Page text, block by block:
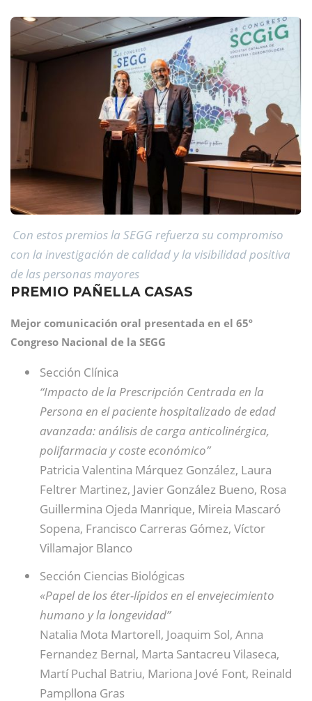
Con estos premios la SEGG refuerza su compromiso
con la investigación de calidad y la visibilidad positiva
de las personas mayores
PREMIO PAÑELLA CASAS
Mejor comunicación oral presentada en el 65º
Congreso Nacional de la SEGG
Sección Clínica
“Impacto de la Prescripción Centrada en la
Persona en el paciente hospitalizado de edad
avanzada: análisis de carga anticolinérgica,
polifarmacia y coste económico”
Patricia Valentina Márquez González, Laura
Feltrer Martinez, Javier González Bueno, Rosa
Guillermina Ojeda Manrique, Mireia Mascaró
Sopena, Francisco Carreras Gómez, Víctor
Villamajor Blanco
Sección Ciencias Biológicas
«Papel de los éter-lípidos en el envejecimiento
humano y la longevidad”
Natalia Mota Martorell, Joaquim Sol, Anna
Fernandez Bernal, Marta Santacreu Vilaseca,
Martí Puchal Batriu, Mariona Jové Font, Reinald
Pampllona Gras